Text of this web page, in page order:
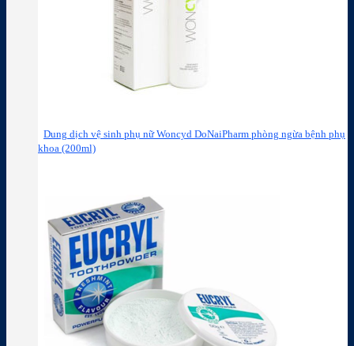
Dung dịch vệ sinh phụ nữ Woncyd DoNaiPharm phòng ngừa bệnh phụ
khoa (200ml)